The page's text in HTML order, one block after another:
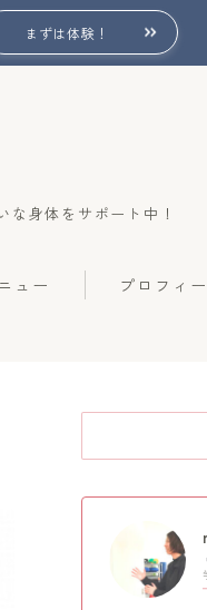
まずは体験！
身体をサポート中！
ュー プロフィ